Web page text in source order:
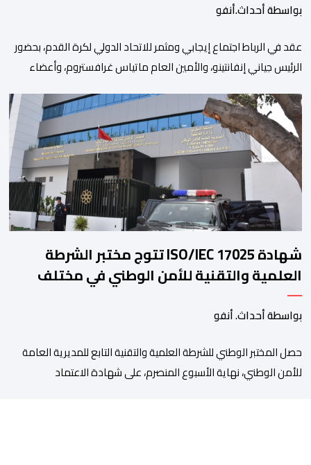
بواسطة أحداث.أنفو
عقد في الرباط اجتماع إيجابي ومثمر للاتحاد الدولي لكرة القدم، بحضور
الرئيس جياني إنفانتينو، والأمين العام ماتياس غرافستروم، وأعضاء
العمل الداخلي. ​وشهد اللقاء تجديد الثقة المتبادلة بين القيادة التنفيذية
للاتحاد، حيث أكد المجتمعون دعمهم الكامل للرئيس إنفانتينو باعتباره
المسؤول الوحيد المباشر والمنتخب من قِبل 211 اتحادا […]
شهادة ISO/IEC 17025 تتوج مختبر الشرطة
العلمية والتقنية للأمن الوطني في مختلف
الخبرات الجنائية
بواسطة أحداث. أنفو
حصل المختبر الوطني للشرطة العلمية والتقنية التابع للمديرية العامة
للأمن الوطني، نهاية الأسبوع المنصرم، على شهادة الاعتماد